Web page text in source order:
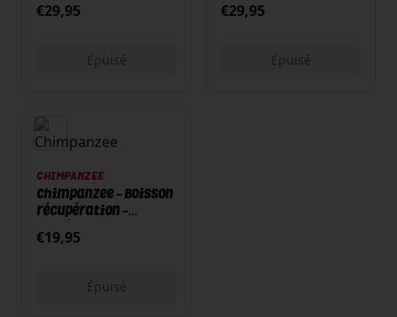
capsules - Iron+
€29,95
Épuisé
capsules - Absolute
€29,95
Épuisé
Épuisé
CHIMPANZEE
Chimpanzee - Boisson
récupération -
Cacao
€19,95
Épuisé